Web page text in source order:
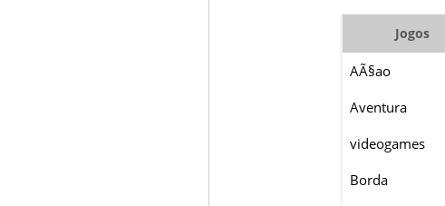
Jogos
AÃ§ao
Aventura
videogames
Borda